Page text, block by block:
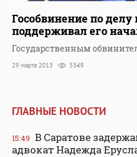
Гособвинение по
поддерживал его
Государственным
29 марта 2013 5349
ГЛАВНЫЕ НОВОСТИ
15:49 В Саратове
адвокат Надежда